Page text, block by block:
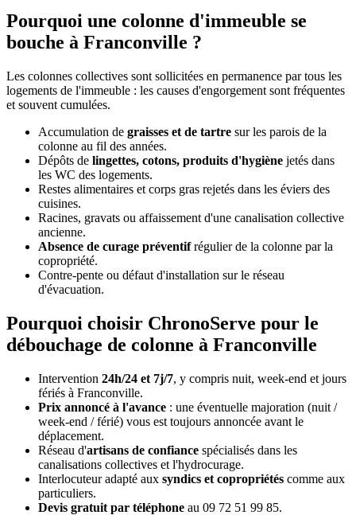
Pourquoi une colonne d'immeuble se
bouche à Franconville ?
Les colonnes collectives sont sollicitées en permanence par tous les
logements de l'immeuble : les causes d'engorgement sont fréquentes
et souvent cumulées.
Accumulation de graisses et de tartre sur les parois de la
colonne au fil des années.
Dépôts de lingettes, cotons, produits d'hygiène jetés dans
les WC des logements.
Restes alimentaires et corps gras rejetés dans les éviers des
cuisines.
Racines, gravats ou affaissement d'une canalisation collective
ancienne.
Absence de curage préventifrégulier de la colonne par la
copropriété.
Contre-pente ou défaut d'installation sur le réseau
d'évacuation.
Pourquoi choisir ChronoServe pour le
débouchage de colonne à Franconville
Intervention 24h/24 et 7j/7, y compris nuit, week-end et jours
fériés à Franconville.
Prix annoncé à l'avance : une éventuelle majoration (nuit /
week-end / férié) vous est toujours annoncée avant le
déplacement.
Réseau d'artisans de confiance spécialisés dans les
canalisations collectives et l'hydrocurage.
Interlocuteur adapté aux syndics et copropriétés comme aux
particuliers.
Devis gratuit par téléphone au 09 72 51 99 85.